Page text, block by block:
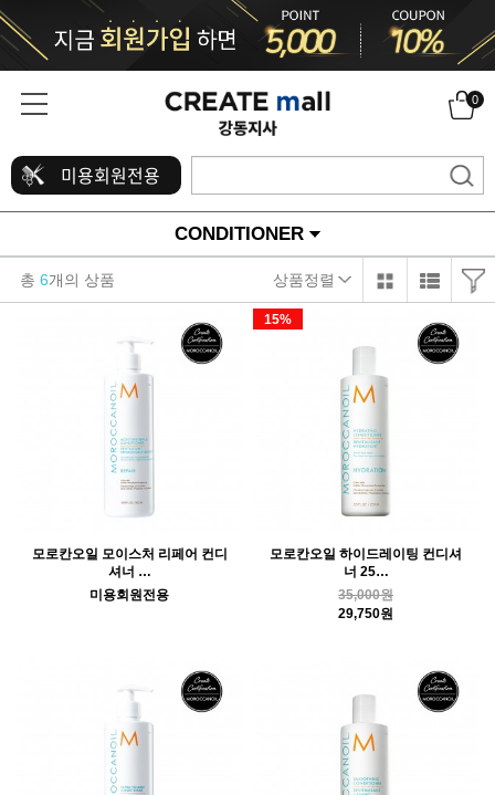
0
미용회원전용
CONDITIONER
총 6개의 상품 상품정렬
모로칸오일 모이스처 리페어 컨디
셔너 …
미용회원전용
모로칸오일 하이드레이팅 컨디셔
너 25…
15%
35,000원
29,750원